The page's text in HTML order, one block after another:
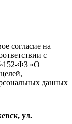
согласие на
с
ФЗ «О
данных
ул.